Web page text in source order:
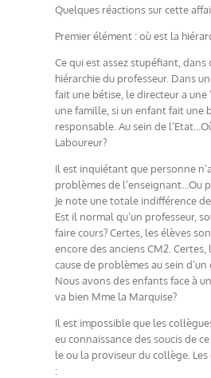
Quelques réactions sur cette
Premier élément : où est la
Ce qui est assez stupéfiant, dans
hiérarchie du professeur. Dans
fait une bétise, le directeur a
une famille, si un enfant fait une
responsable. Au sein de
Laboureur?
Il est inquiétant que personne
problèmes de l’enseignant…Ou
Je note une totale indifférence
Est il normal qu’un professeur,
faire cours? Certes, les élèves
encore des anciens CM2. Certes,
cause de problèmes au sein
Nous avons des enfants face à
va bien Mme la Marquise?
Il est impossible que les
eu connaissance des soucis de
le ou la proviseur du collège.
: